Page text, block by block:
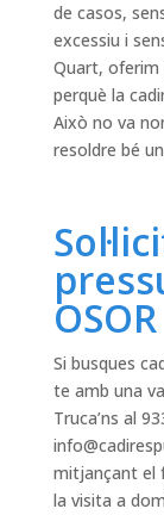
de casos,
excessiu i
Quart,
perquè la
Això no va
resoldre bé
OSOR
Si busques
te amb una
Truca’ns al
mitjançant el
la visita a